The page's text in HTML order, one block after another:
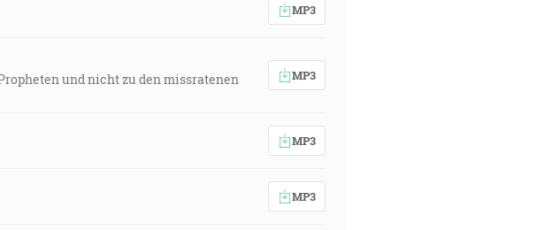
MP3
und nicht zu den missratenen
MP3
MP3
MP3